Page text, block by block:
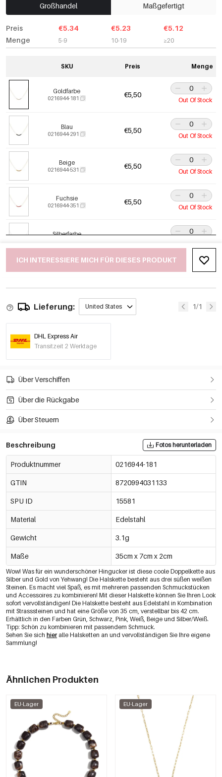
Großhandel Maßgefertigt
Preis
Menge
€5.34
5-9
€5.23
10-19
€5.12
≥20
SKU Preis Menge
Goldfarbe
0216944-181 €5,50
Out Of Stock
Blau
0216944-291 €5,50
Out Of Stock
Beige
0216944-531 €5,50
Out Of Stock
Fuchsie
0216944-351 €5,50
Out Of Stock
Silberfarbe €5,50
ICH INTERESSIERE MICH FÜR DIESES PRODUKT
Lieferung: United States 1/1
DHL Express Air
Transitzeit 2 Werktage
Über Verschiffen
Über die Rückgabe
Über Steuern
Beschreibung Fotos herunterladen
Produktnummer 0216944-181
GTIN 8720994031133
SPU ID 15581
Material Edelstahl
Gewicht 3.1g
Maße 35cm x 7cm x 2cm
Wow! Was für ein wunderschöner Hingucker ist diese coole Doppelkette aus
Silber und Gold von Yehwang! Die Halskette besteht aus drei süßen weißen
Steinen. Es macht viel Spaß, es mit mehreren passenden Schmuckstücken
und Accessoires zu kombinieren! Mit dieser Halskette können Sie Ihren Look
sofort vervollständigen! Die Halskette besteht aus Edelstahl in Kombination
mit Strasssteinen und hat eine Größe von 35 cm, verstellbar bis 42 cm.
Erhältlich in den Farben Grün, Schwarz, Pink, Weiß, Beige und Silber/Weiß.
Tipp: Schön zu kombinieren mit passendem Schmuck.
Sehen Sie sich hier alle Halsketten an und vervollständigen Sie Ihre eigene
Sammlung!
Ähnlichen Produkten
EU-Lager EU-Lager